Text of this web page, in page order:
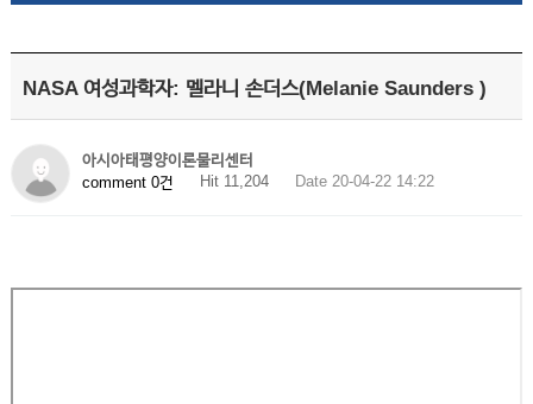
NASA 여성과학자: 멜라니 손더스(Melanie Saunders )
아시아태평양이론물리센터
comment 0건
Hit 11,204 Date 20-04-22 14:22